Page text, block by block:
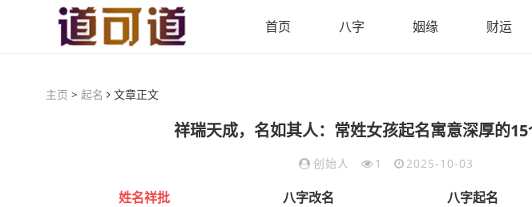
首页 八字 姻缘 财运
主页 > 起名 文章正文
祥瑞天成，名如其人：常姓女孩起名寓意深厚的
创始人 1 2025-10-03
姓名祥批 八字改名 八字起名